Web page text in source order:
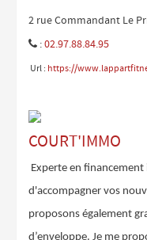
2 rue Commandant Le
 :02.97.88.84.95
Url : https://
COURT'IMMO
Experte en
d'accompagner vos
proposons également
d’enveloppe. Je me